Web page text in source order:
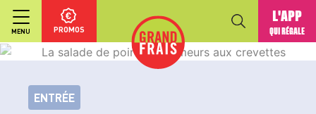
MENU PROMOS
L'APP
QUI RÉGALE
ENTRÉE